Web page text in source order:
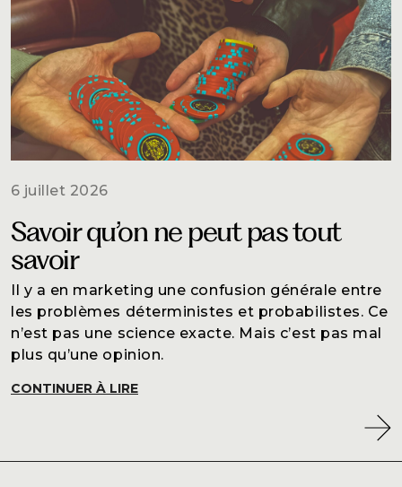
6 juillet 2026
Savoir qu’on ne peut pas tout
savoir
Il y a en marketing une confusion générale entre
les problèmes déterministes et probabilistes. Ce
n’est pas une science exacte. Mais c’est pas mal
plus qu’une opinion.
CONTINUER À LIRE